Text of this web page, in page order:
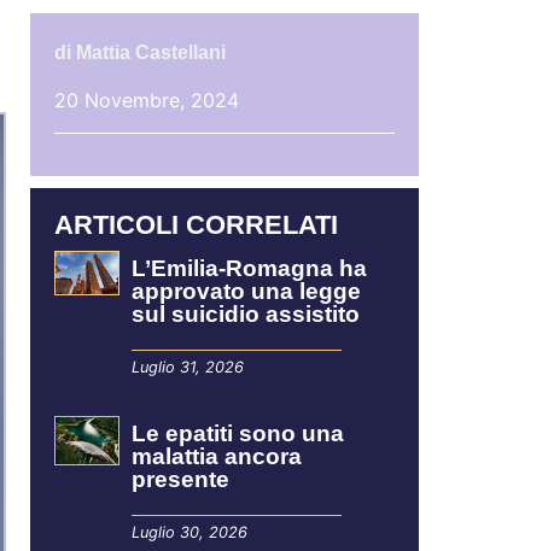
di Mattia Castellani
20 Novembre, 2024
ARTICOLI CORRELATI
L’Emilia-Romagna ha
approvato una legge
sul suicidio assistito
Luglio 31, 2026
Le epatiti sono una
malattia ancora
presente
Luglio 30, 2026